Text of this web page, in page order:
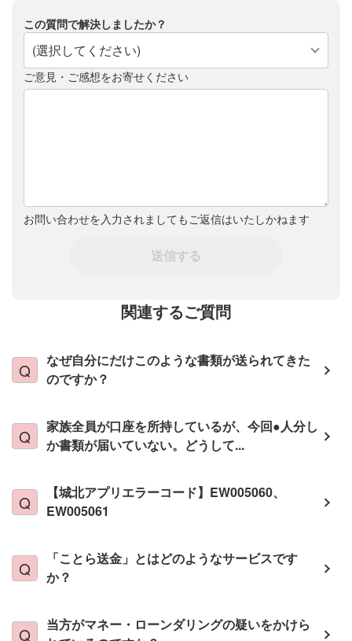
この質問で解決しましたか？
(選択してください)
ご意見・ご感想をお寄せください
お問い合わせを入力されましてもご返信はいたしかねます
送信する
関連するご質問
なぜ自分にだけこのような書類が送られてきた
のですか？
家族全員が口座を所持しているが、今回●人分し
か書類が届いていない。どうして...
【城北アプリエラーコード】EW005060、
EW005061
「ことら送金」とはどのようなサービスです
か？
当方がマネー・ローンダリングの疑いをかけら